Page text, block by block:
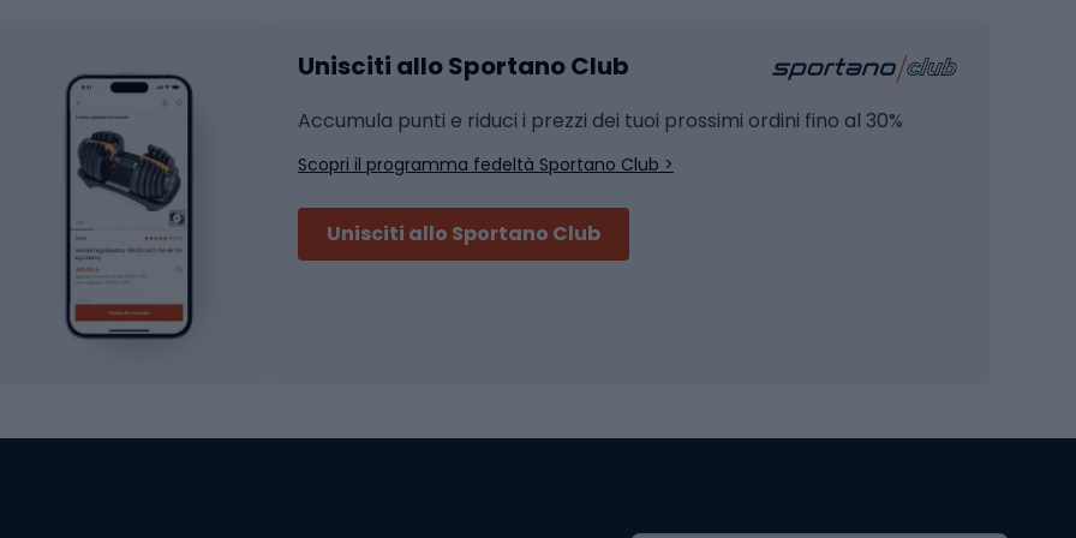
sci alpinismo
da sci alpinismo
da sci alpinismo
Sport con le racchette
Badminton
Ping pong
Tennis
Pesca al siluro
Pesca a spinning
Sedili per cicli
Unisciti allo Sportano Club
Accumula punti e riduci i prezzi dei tuoi prossimi ordini fino al 30%
Scopri il programma fedeltà Sportano Club >
Unisciti allo Sportano Club